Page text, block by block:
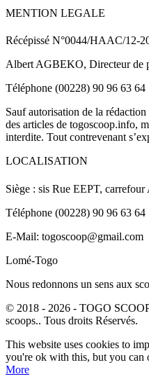
MENTION LEGALE
Récépissé N°0044/HAAC/12-
Albert AGBEKO, Directeur de
Téléphone (00228) 90 96 63 64
Sauf autorisation de la
des articles de togoscoop.info,
interdite. Tout contrevenant
LOCALISATION
Siège : sis Rue EEPT, carrefour
Téléphone (00228) 90 96 63 64
E-Mail: togoscoop@gmail.com
Lomé-Togo
Nous redonnons un sens aux
© 2018 - 2026 - TOGO
scoops.. Tous droits Réservés.
This website uses cookies to
you're ok with this, but you can
More